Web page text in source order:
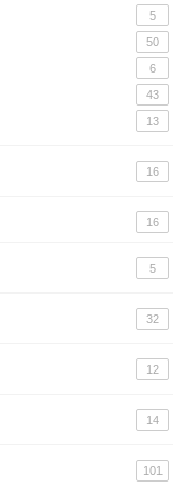
5
50
6
43
13
16
16
5
32
12
14
101